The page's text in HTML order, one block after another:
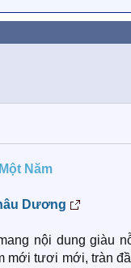
Năm
Dương
nội dung giàu
mới tươi mới, tràn